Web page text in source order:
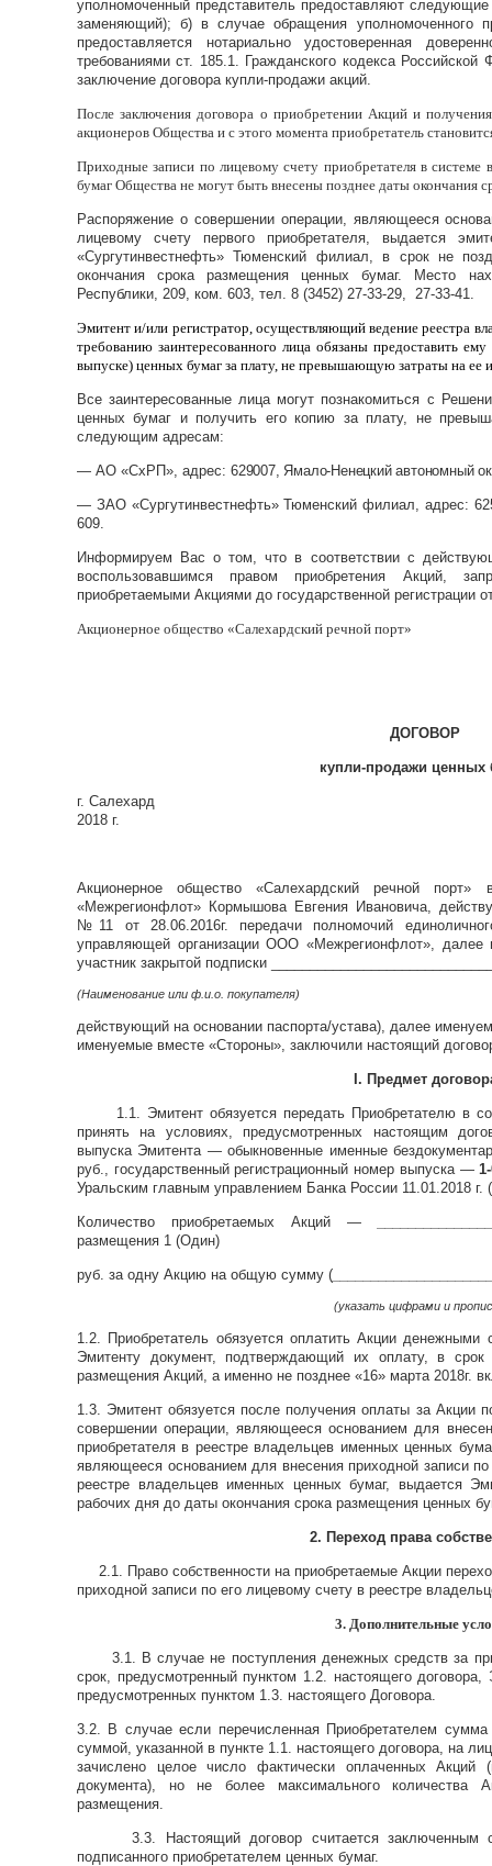
уполномоченный представитель предоставляют
заменяющий); б) в случае обращения уполномоченного
предоставляется нотариально удостоверенная
требованиями ст. 185.1. Гражданского кодекса
заключение договора купли-продажи акций.
После заключения договора о приобретении Акций и
акционеров Общества и с этого момента приобретатель
Приходные записи по лицевому счету приобретателя в системе
бумаг Общества не могут быть внесены позднее даты окончания
Распоряжение о совершении операции, являющееся
лицевому счету первого приобретателя, выдается
«Сургутинвестнефть» Тюменский филиал, в срок не
окончания срока размещения ценных бумаг. Место
Республики, 209, ком. 603, тел. 8 (3452) 27-33-29, 27-33-41.
Эмитент и/или регистратор, осуществляющий ведение реестра
требованию заинтересованного лица обязаны предоставить
выпуске) ценных бумаг за плату, не превышающую затраты на ее
Все заинтересованные лица могут познакомиться с
ценных бумаг и получить его копию за плату, не
следующим адресам:
— АО «СхРП», адрес: 629007, Ямало-Ненецкий автономный
— ЗАО «Сургутинвестнефть» Тюменский филиал, адрес:
609.
Информируем Вас о том, что в соответствии с
воспользовавшимся правом приобретения Акций,
приобретаемыми Акциями до государственной регистрации
Акционерное общество «Салехардский речной порт»
ДОГОВОР
купли-продажи ценных
г. Салехард «____»
2018 г.
Акционерное общество «Салехардский речной
«Межрегионфлот» Кормышова Евгения Ивановича,
№11 от 28.06.2016г. передачи полномочий
управляющей организации ООО «Межрегионфлот»,
участник закрытой подписки
(Наименование или ф.и.о. покупателя)
действующий на основании паспорта/устава), далее
именуемые вместе «Стороны», заключили настоящий
I. Предмет
1.1. Эмитент обязуется передать Приобретателю в
принять на условиях, предусмотренных настоящим
выпуска Эмитента — обыкновенные именные
руб., государственный регистрационный номер выпуска —
Уральским главным управлением Банка России 11.01.2018 г.
Количество приобретаемых Акций —
размещения 1 (Один)
руб. за одну Акцию на общую сумму (
(указать цифрами и
1.2. Приобретатель обязуется оплатить Акции
Эмитенту документ, подтверждающий их оплату, в
размещения Акций, а именно не позднее «16» марта 2018г.
1.3. Эмитент обязуется после получения оплаты за Акции
совершении операции, являющееся основанием для
приобретателя в реестре владельцев именных ценных
являющееся основанием для внесения приходной записи
реестре владельцев именных ценных бумаг, выдается
рабочих дня до даты окончания срока размещения ценных
2. Переход права
2.1. Право собственности на приобретаемые Акции
приходной записи по его лицевому счету в реестре
3. Дополнительные
3.1. В случае не поступления денежных средств за
срок, предусмотренный пунктом 1.2. настоящего договора,
предусмотренных пунктом 1.3. настоящего Договора.
3.2. В случае если перечисленная Приобретателем
суммой, указанной в пункте 1.1. настоящего договора, на
зачислено целое число фактически оплаченных Акций
документа), но не более максимального количества
размещения.
3.3. Настоящий договор считается заключенным с
подписанного приобретателем ценных бумаг.